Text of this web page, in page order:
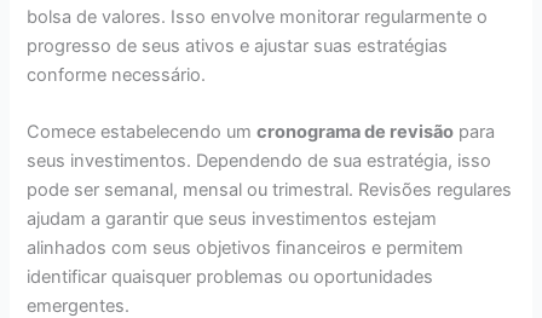
bolsa de valores. Isso envolve monitorar regularmente o
progresso de seus ativos e ajustar suas estratégias
conforme necessário.
Comece estabelecendo umcronograma de revisão para
seus investimentos. Dependendo de sua estratégia, isso
pode ser semanal, mensal ou trimestral. Revisões regulares
ajudam a garantir que seus investimentos estejam
alinhados com seus objetivos financeiros e permitem
identificar quaisquer problemas ou oportunidades
emergentes.